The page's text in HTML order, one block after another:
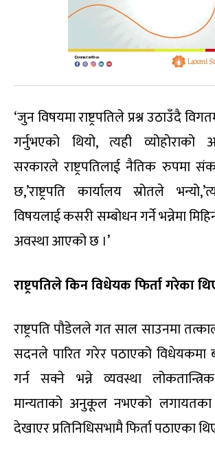
‘जुन विषयमा राष्ट्रपतिले प्रश्न उठाउँदै
गर्नुभएको थियो, त्यही व्योहोराको
सरकारले राष्ट्रपतिलाई नैतिक रुपमा
छ,’राष्ट्रपति कार्यालय स्रोतले
विषयलाई कसरी सम्बोधन गर्ने भन्नेमा
अवस्था आएको छ ।’
राष्ट्रपतिले किन विधेयक फिर्ता गरेका
राष्ट्रपति पौडेलले गत साल साउनमा
सदनले पारित गरेर पठाएको विधेयकमा
गर्न सक्ने भन्ने व्यवस्था
मान्यताको अनुकूल नभएको
देखाएर प्रतिनिधिसभामै फिर्ता पठाएका